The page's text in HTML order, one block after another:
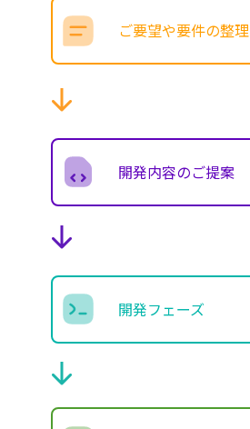
ご要望や要件の整理
開発内容のご提案
開発フェーズ